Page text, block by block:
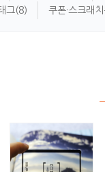
그(8) 쿠폰·스크래